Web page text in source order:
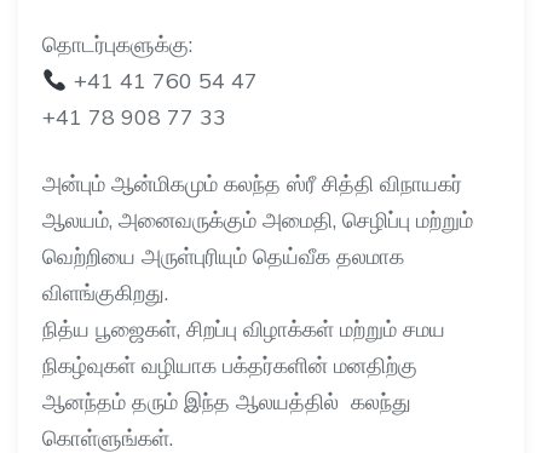
தொடர்புகளுக்கு:
+41 41 760 54 47
+41 78 908 77 33
அன்பும் ஆன்மிகமும் கலந்த ஸ்ரீ சித்தி விநாயகர்
ஆலயம், அனைவருக்கும் அமைதி, செழிப்பு மற்றும்
வெற்றியை அருள்புரியும் தெய்வீக தலமாக
விளங்குகிறது.
நித்ய பூஜைகள், சிறப்பு விழாக்கள் மற்றும் சமய
நிகழ்வுகள் வழியாக பக்தர்களின் மனதிற்கு
ஆனந்தம் தரும் இந்த ஆலயத்தில் கலந்து
கொள்ளுங்கள்.